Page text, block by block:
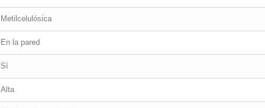
Metilcelulósica
En la pared
Sí
Alta